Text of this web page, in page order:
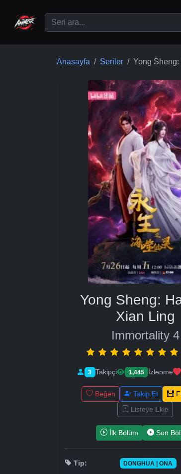
Anasayfa Seriler Yong
Yong Sheng:
Xian Ling
Immortality 4
3 Takipçi 1,445 İzlenme
Beğen Takip Et
Listeye Ekle
İlk Bölüm Son
Tip: DONGHUA | ONA